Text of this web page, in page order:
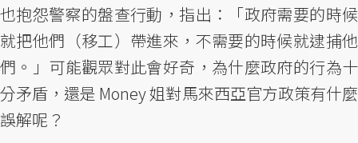
也抱怨警察的盤查行動，指出：「政府需要的時候
就把他們（移工）帶進來，不需要的時候就逮捕他
們。」可能觀眾對此會好奇，為什麼政府的行為十
分矛盾，還是 Money 姐對馬來西亞官方政策有什麼
誤解呢？